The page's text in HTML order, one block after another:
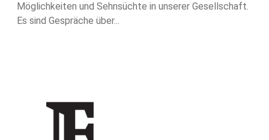
Möglichkeiten und Sehnsüchte in unserer Gesellschaft.
Es sind Gespräche über...